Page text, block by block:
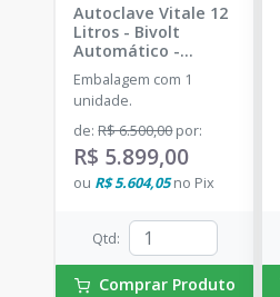
Autoclave Vitale 12
Litros - Bivolt
Automático -
CRISTÓFOLI
Embalagem com 1
unidade.
de:R$ 6.500,00por:
R$ 5.899,00
ou R$ 5.604,05no Pix
Qtd:
Comprar Produto